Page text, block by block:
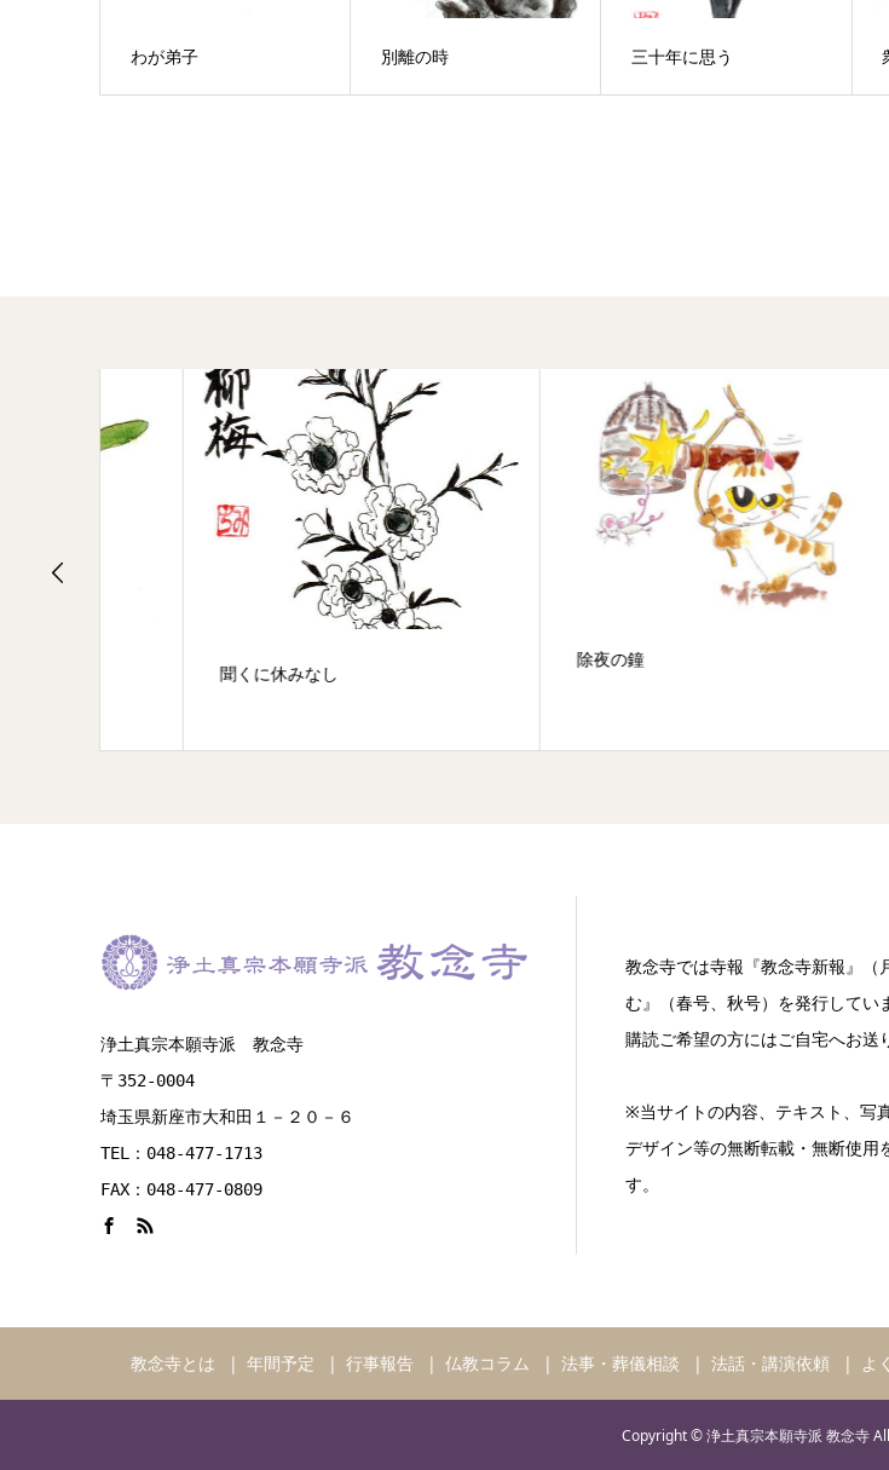
わが弟子 別離の時 三十年に思う
聞くに休みなし
蓮
立
浄土真宗本願寺派 教念寺
〒352-0004
埼玉県新座市大和田１－２０－６
TEL：048-477-1713
FAX：048-477-0809
教念寺では寺報『教念寺新報』（
む』（春号、秋号）を発行してい
購読ご希望の方にはご自宅へお送
※当サイトの内容、テキスト、写
デザイン等の無断転載・無断使用
す。
教念寺とは 年間予定 行事報告 仏教コラム 法事・葬儀相談 法話・講演依頼 よ
Copyright © 浄土真宗本願寺派 教念寺